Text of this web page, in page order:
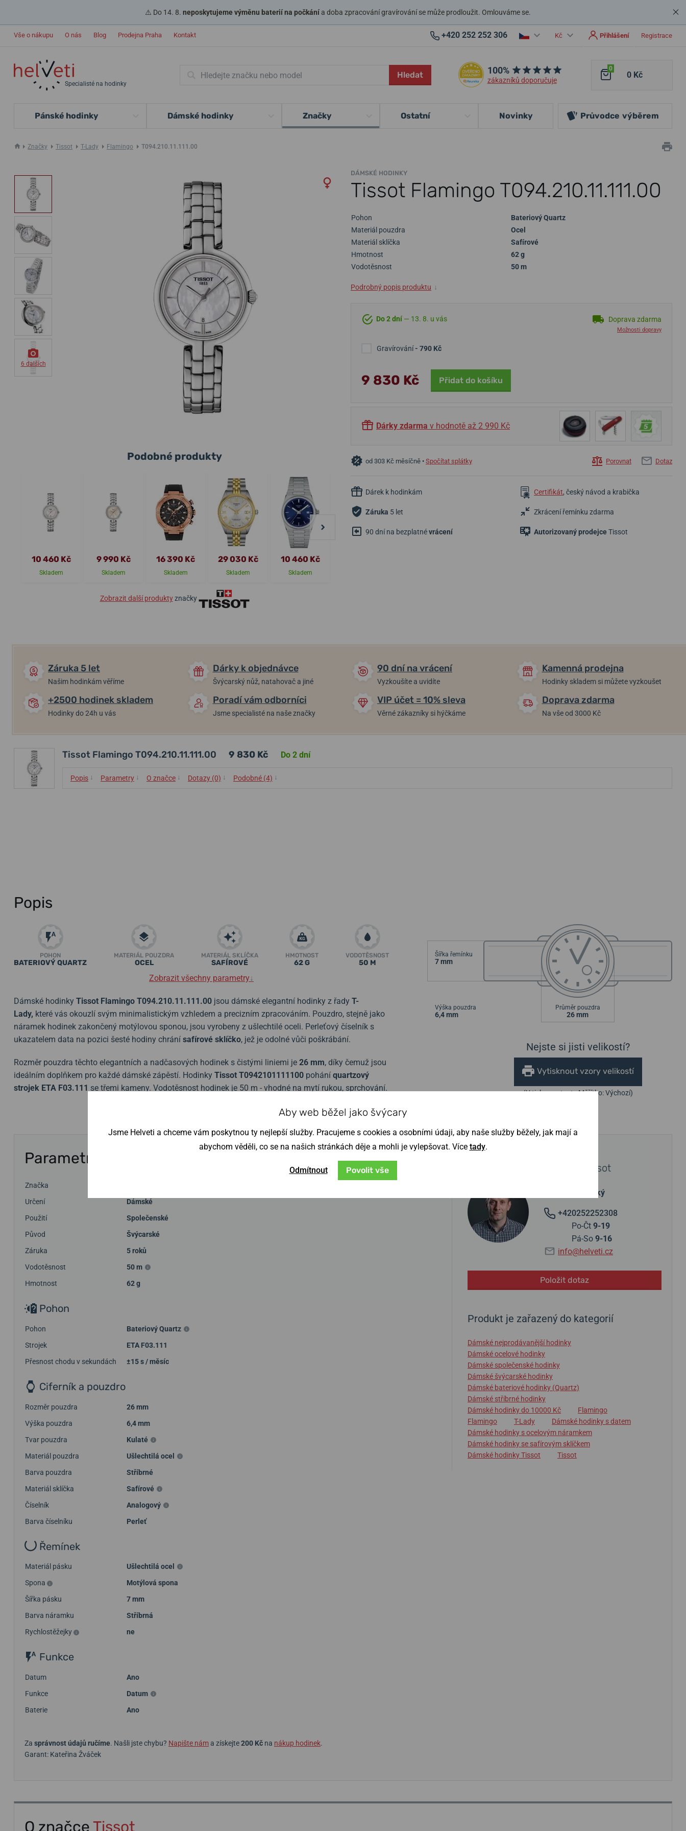
⚠️ Do 14. 8. neposkytujeme výměnu baterií na počkánía doba zpracování gravírování se může prodloužit. Omlouváme se.
Vše o nákupu O nás Blog Prodejna Praha Kontakt +420 252 252 306 Kč Přihlášení Registrace
Specialisté na hodinky
Hledat 100%
zákazníků doporučuje
0
0 Kč
Pánské hodinky Dámské hodinky Značky Ostatní Novinky Průvodce výběrem
Značky Tissot T-Lady Flamingo T094.210.11.111.00
DÁMSKÉ HODINKY
Tissot Flamingo T094.210.11.111.00
6 dalších
Pohon
Bateriový Quartz
Materiál pouzdra
Ocel
Materiál sklíčka
Safírové
Hmotnost
62 g
Vodotěsnost
50 m
Podrobný popis produktu ↓
Do 2 dní — 13. 8. u vás Doprava zdarma
Možnosti dopravy
Gravírování- 790 Kč
9 830 Kč Přidat do košíku
Dárky zdarma v hodnotě až 2 990 Kč
od 303 Kč měsíčně • Spočítat splátky Porovnat Dotaz
Dárek k hodinkám Certifikát, český návod a krabička
Záruka 5 let Zkrácení řemínku zdarma
90 dní na bezplatnévrácení Autorizovaný prodejceTissot
Podobné produkty
10 460 Kč
Skladem
9 990 Kč
Skladem
16 390 Kč
Skladem
29 030 Kč
Skladem
10 460 Kč
Skladem
Zobrazit další produktyznačky
Záruka 5 let
Našim hodinkám věříme
Dárky k objednávce
Švýcarský nůž, natahovač a jiné
90 dní na vrácení
Vyzkoušíte a uvidíte
Kamenná prodejna
Hodinky skladem si můžete vyzkoušet
+2500 hodinek skladem
Hodinky do 24h u vás
Poradí vám odborníci
Jsme specialisté na naše značky
VIP účet = 10% sleva
Věrné zákazníky si hýčkáme
Doprava zdarma
Na vše od 3000 Kč
Tissot Flamingo T094.210.11.111.00 9 830 Kč Do 2 dní
Popis ↓ Parametry ↓ O značce ↓ Dotazy (0) ↓ Podobné (4) ↓
Popis
POHON
BATERIOVÝ QUARTZ
MATERIÁL POUZDRA
OCEL
MATERIÁL SKLÍČKA
SAFÍROVÉ
HMOTNOST
62 G
VODOTĚSNOST
50 M
Zobrazit všechny parametry↓
Dámské hodinky Tissot Flamingo T094.210.11.111.00 jsou dámské elegantní hodinky z řady T-
Lady, které vás okouzlí svým minimalistickým vzhledem a precizním zpracováním. Pouzdro, stejně jako
náramek hodinek zakončený motýlovou sponou, jsou vyrobeny z ušlechtilé oceli. Perleťový číselník s
ukazatelem data na pozici šesté hodiny chrání safírové sklíčko, jež je odolné vůči poškrábání.
Rozměr pouzdra těchto elegantních a nadčasových hodinek s čistými liniemi je 26 mm, díky čemuž jsou
ideálním doplňkem pro každé dámské zápěstí. Hodinky Tissot T0942101111100 pohání quartzový
strojek ETA F03.111 se třemi kameny. Vodotěsnost hodinek je 50 m - vhodné na mytí rukou, sprchování.
Šířka řemínku
7 mm
Výška pouzdra
6,4 mm
Průměr pouzdra
26 mm
Nejste si jisti velikostí?
Vytisknout vzory velikostí
(U tisku nastavte Měřítko: Výchozí)
Parametry
Značka
Určení
Dámské
Použití
Společenské
Původ
Švýcarské
Záruka
5 roků
Vodotěsnost
50 m
Hmotnost
62 g
Pohon
Pohon
Bateriový Quartz
Strojek
ETA F03.111
Přesnost chodu v sekundách
±15 s / měsíc
Ciferník a pouzdro
Rozměr pouzdra
26 mm
Výška pouzdra
6,4 mm
Tvar pouzdra
Kulaté
Materiál pouzdra
Ušlechtilá ocel
Barva pouzdra
Stříbrné
Materiál sklíčka
Safírové
Číselník
Analogový
Barva číselníku
Perleť
Řemínek
Materiál pásku
Ušlechtilá ocel
Spona
Motýlová spona
Šířka pásku
7 mm
Barva náramku
Stříbrná
Rychlostěžejky
ne
Funkce
Datum
Ano
Funkce
Datum
Baterie
Ano
Za správnost údajů ručíme. Našli jste chybu? Napište náma získejte200 Kč na nákup hodinek.
Garant: Kateřina Žváček
Obraťte se na specialistu Tissot
Martin Jasovský
+420252252308
Po-Čt 9-19
Pá-So 9-16
info@helveti.cz
Položit dotaz
Produkt je zařazený do kategorií
Dámské nejprodávanější hodinky
Dámské ocelové hodinky
Dámské společenské hodinky
Dámské švýcarské hodinky
Dámské bateriové hodinky (Quartz)
Dámské stříbrné hodinky
Dámské hodinky do 10000 Kč
Flamingo
Flamingo
T-Lady
Dámské hodinky s datem
Dámské hodinky s ocelovým náramkem
Dámské hodinky se safírovým sklíčkem
Dámské hodinky Tissot
Tissot
O značceTissot
Aby web běžel jako švýcary
Jsme Helveti a chceme vám poskytnou ty nejlepší služby. Pracujeme s cookies a osobními údaji, aby naše služby běžely, jak mají a
abychom věděli, co se na našich stránkách děje a mohli je vylepšovat. Více tady.
Odmítnout Povolit vše